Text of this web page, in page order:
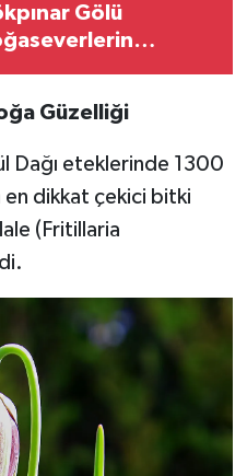
Gölü
Güzelliği
Dağı eteklerinde 1300
dikkat çekici bitki
(Fritillaria